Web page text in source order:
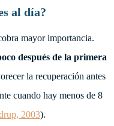
al día?
mayor importancia.
después de la primera
la recuperación antes
cuando hay menos de 8
2003).